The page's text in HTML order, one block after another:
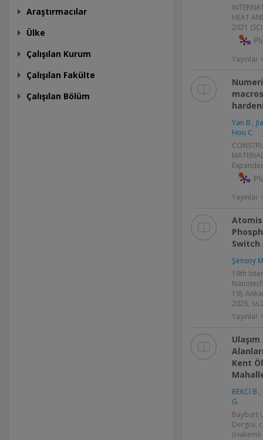
Araştırmacılar
Ülke
Çalışılan Kurum
Çalışılan Fakülte
Çalışılan Bölüm
HEAT
2021
Yayınlar
Yan B.,
Hou C.
Yayınlar
Şensoy
19th
19),
2025,
Yayınlar
Kent
BEKCİ B.,
G.
Bayburt
Dergisi,